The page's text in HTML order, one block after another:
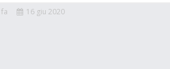
16 giu 2020